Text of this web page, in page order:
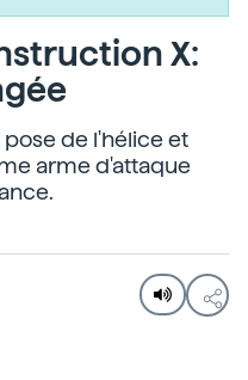
X:
pose de l'hélice et
arme d'attaque